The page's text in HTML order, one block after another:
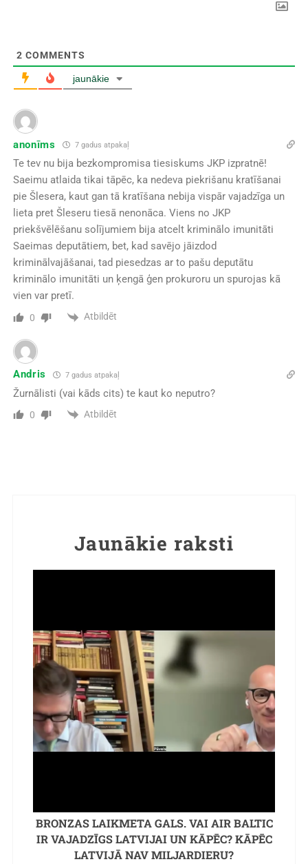
2 COMMENTS
jaunākie
anonīms 7 gadus atpakaļ
Te tev nu bija bezkompromisa tiesiskums JKP izpratnē!
Saeimu atlaida tikai tāpēc, ka nedeva piekrišanu kratīšanai
pie Šlesera, kaut gan tā kratīšana nebija vispār vajadzīga un
lieta pret Šleseru tiesā nenonāca. Viens no JKP
priekšvēlēšanu solījumiem bija atcelt kriminālo imunitāti
Saeimas deputātiem, bet, kad savējo jāizdod
kriminālvajāšanai, tad piesedzas ar to pašu deputātu
kriminālo imunitāti un ķengā ģen prokuroru un spurojas kā
vien var pretī.
0 Atbildēt
Andris 7 gadus atpakaļ
Žurnālisti (vai kāds cits) te kaut ko neputro?
0 Atbildēt
Jaunākie raksti
BRONZAS LAIKMETA GALS. VAI AIR BALTIC
IR VAJADZĪGS LATVIJAI UN KĀPĒC? KĀPĒC
LATVIJĀ NAV MILJARDIERU?